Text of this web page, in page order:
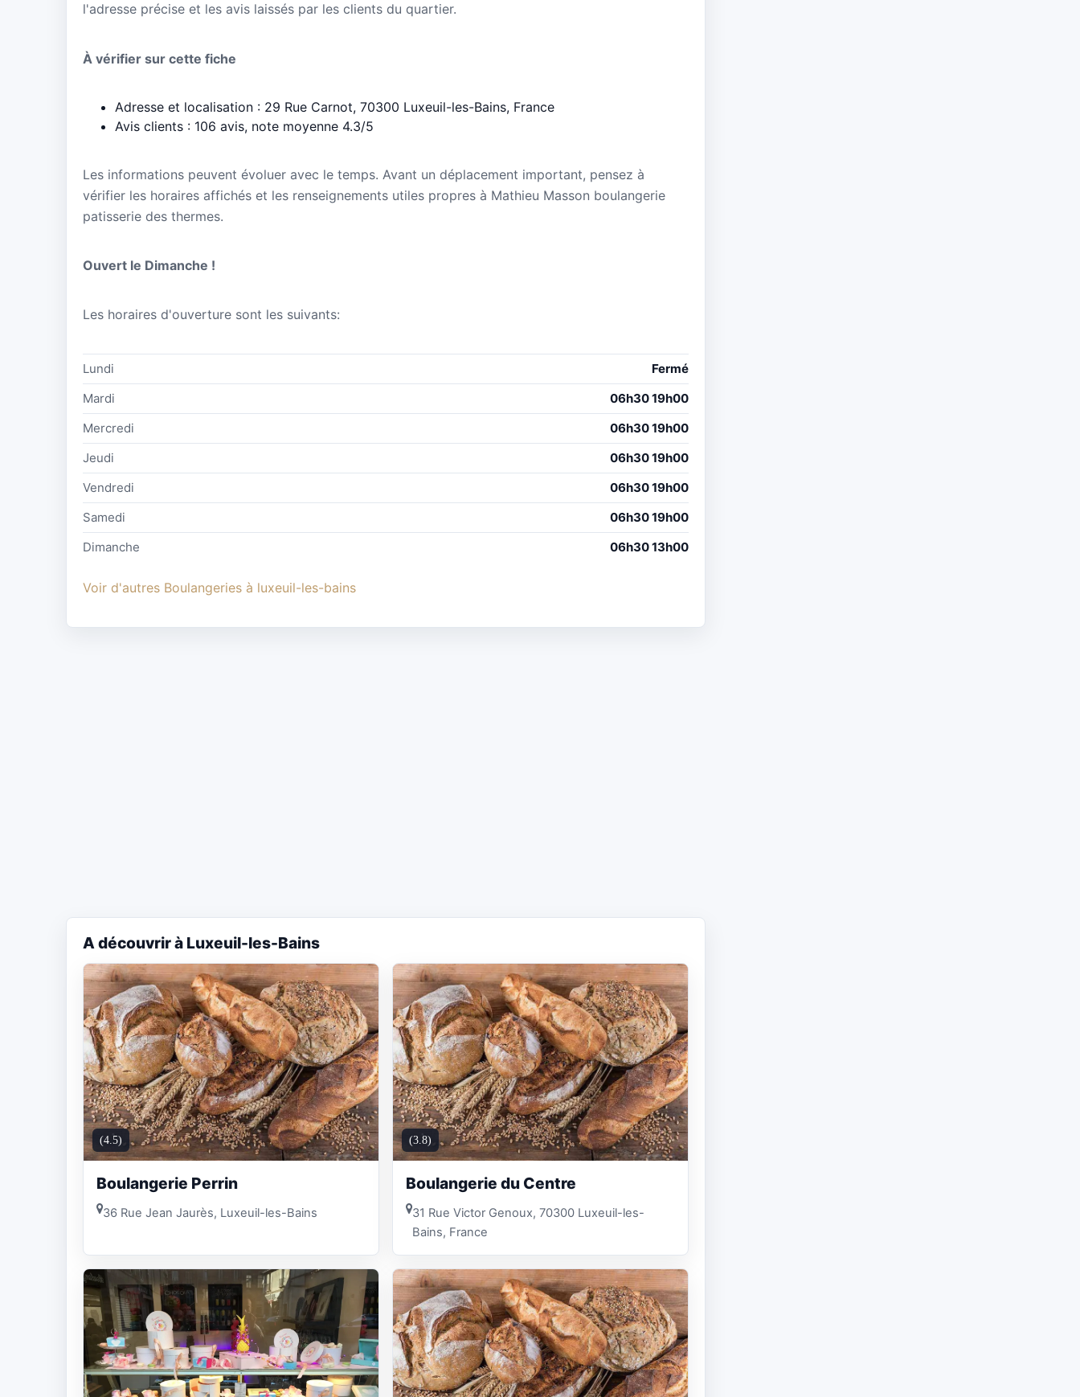
l'adresse précise et les avis laissés par les clients du quartier.
À vérifier sur cette fiche
Adresse et localisation : 29 Rue Carnot, 70300 Luxeuil-les-Bains, France
Avis clients : 106 avis, note moyenne 4.3/5
Les informations peuvent évoluer avec le temps. Avant un déplacement important, pensez à
vérifier les horaires affichés et les renseignements utiles propres à Mathieu Masson boulangerie
patisserie des thermes.
Ouvert le Dimanche !
Les horaires d'ouverture sont les suivants:
Lundi
Fermé
Mardi
06h30 19h00
Mercredi
06h30 19h00
Jeudi
06h30 19h00
Vendredi
06h30 19h00
Samedi
06h30 19h00
Dimanche
06h30 13h00
Voir d'autres Boulangeries à luxeuil-les-bains
A découvrir à Luxeuil-les-Bains
(4.5)
Boulangerie Perrin
36 Rue Jean Jaurès, Luxeuil-les-Bains
(3.8)
Boulangerie du Centre
31 Rue Victor Genoux, 70300 Luxeuil-les-
Bains, France